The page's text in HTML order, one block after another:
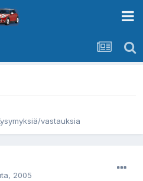
vastauksia
2005